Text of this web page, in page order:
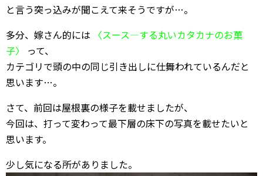
と言う突っ込みが聞こえて来そうですが…。
多分、嫁さん的には 〈スース―する丸いカタカナのお菓
子〉
って、
カテゴリで頭の中の同じ引き出しに仕舞われているんだと
思います…。
さて、前回は屋根裏の様子を載せましたが、
今回は、打って変わって最下層の床下の写真を載せたいと
思います。
少し気になる所がありました。